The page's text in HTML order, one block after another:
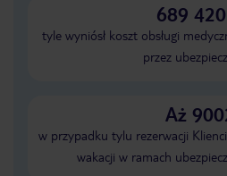
689 420
tyle wyniósł koszt obsługi
przez
Aż
w przypadku tylu rezerwacji
wakacji w ramach